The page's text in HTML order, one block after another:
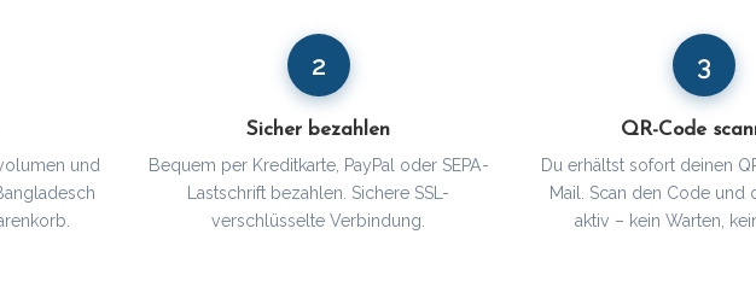
und
2
Sicher bezahlen
Bequem per Kreditkarte, PayPal oder SEPA-
Lastschrift bezahlen. Sichere SSL-
verschlüsselte Verbindung.
3
QR-Code
Du erhältst sofort deinen
Mail. Scan den Code und
aktiv – kein Warten,